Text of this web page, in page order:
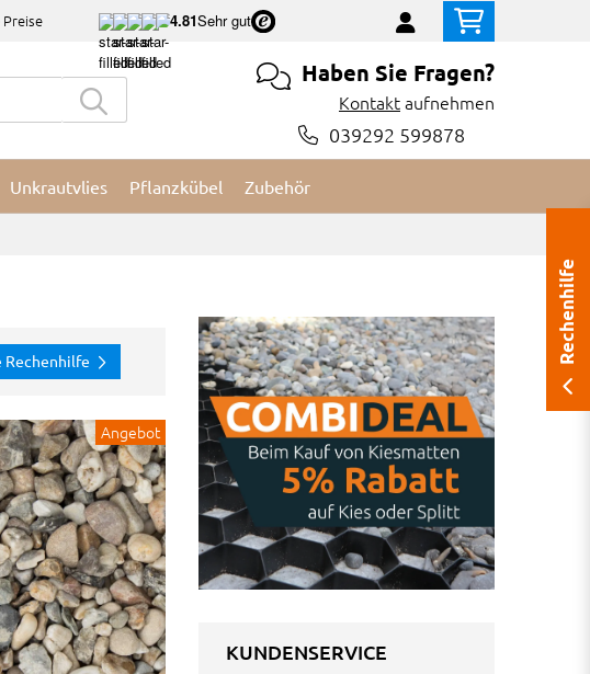
4.81Sehr gut
Haben Sie Fragen?
Kontaktaufnehmen
039292 599878
Unkrautvlies Pflanzkübel Zubehör
Rechenhilfe
Angebot
KUNDENSERVICE
Rechenhilfe